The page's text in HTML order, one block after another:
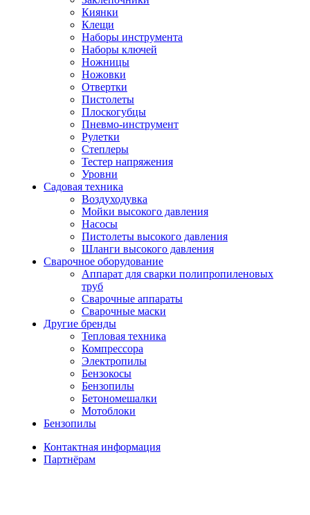
Киянки
Клещи
Наборы инструмента
Наборы ключей
Ножницы
Ножовки
Отвертки
Пистолеты
Плоскогубцы
Пневмо-инструмент
Рулетки
Степлеры
Тестер напряжения
Уровни
Садовая техника
Воздуходувка
Мойки высокого давления
Насосы
Пистолеты высокого давления
Шланги высокого давления
Сварочное оборудование
Аппарат для сварки полипропиленовых
труб
Сварочные аппараты
Сварочные маски
Другие бренды
Тепловая техника
Компрессора
Электропилы
Бензокосы
Бензопилы
Бетономешалки
Мотоблоки
Бензопилы
Контактная информация
Партнёрам